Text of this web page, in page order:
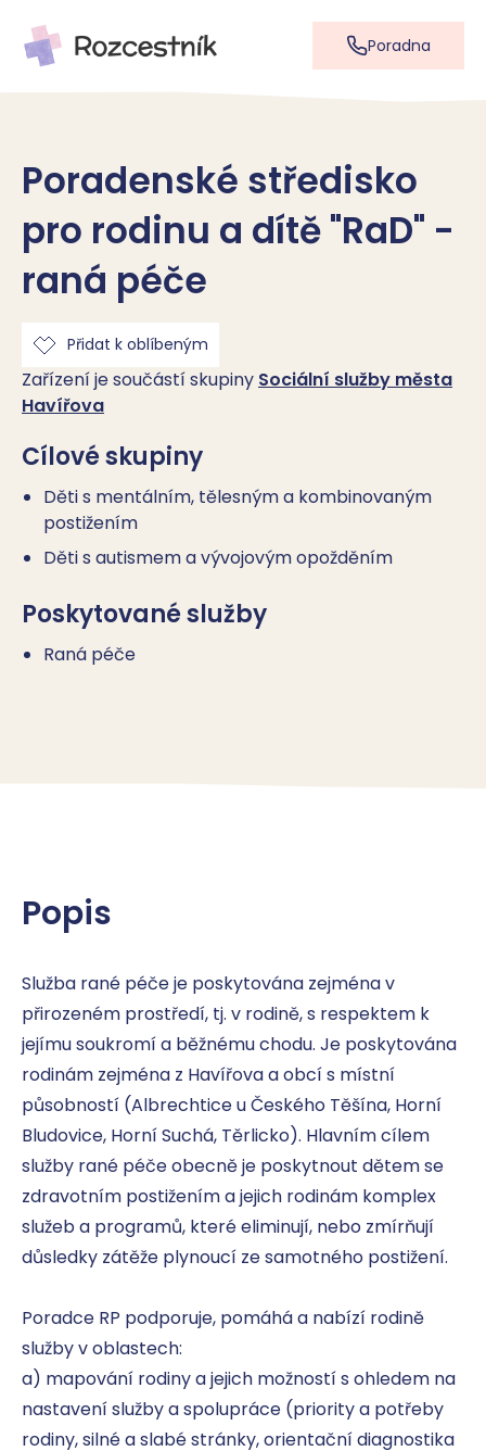
Poradna
Poradenské středisko
pro rodinu a dítě "RaD" -
raná péče
Přidat k oblíbeným
Zařízení je součástí skupiny Sociální služby města
Havířova
Cílové skupiny
Děti s mentálním, tělesným a kombinovaným
postižením
Děti s autismem a vývojovým opožděním
Poskytované služby
Raná péče
Popis
Služba rané péče je poskytována zejména v
přirozeném prostředí, tj. v rodině, s respektem k
jejímu soukromí a běžnému chodu. Je poskytována
rodinám zejména z Havířova a obcí s místní
působností (Albrechtice u Českého Těšína, Horní
Bludovice, Horní Suchá, Těrlicko). Hlavním cílem
služby rané péče obecně je poskytnout dětem se
zdravotním postižením a jejich rodinám komplex
služeb a programů, které eliminují, nebo zmírňují
důsledky zátěže plynoucí ze samotného postižení.
Poradce RP podporuje, pomáhá a nabízí rodině
služby v oblastech:
a) mapování rodiny a jejich možností s ohledem na
nastavení služby a spolupráce (priority a potřeby
rodiny, silné a slabé stránky, orientační diagnostika